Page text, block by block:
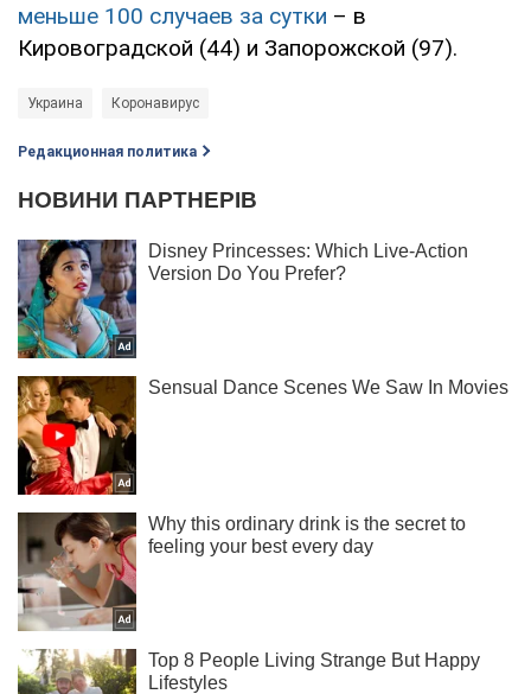
меньше 100 случаев за сутки – в
Кировоградской (44) и Запорожской (97).
Украина Коронавирус
Редакционная политика